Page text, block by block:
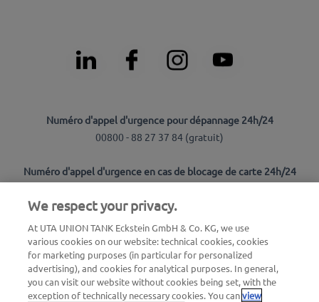
Numéro d'appel d'urgence pour dépannage 24h/24
00800 - 88 27 37 84 (gratuit)
Numéro d'appel d'urgence en cas de blocage de carte 24h/24
ou
+49 6027 509-666
Questions générales au sujet d'UTA Edenred
+33 3 10 02 20 10
We respect your privacy.
At UTA UNION TANK Eckstein GmbH & Co. KG, we use
various cookies on our website: technical cookies, cookies
for marketing purposes (in particular for personalized
advertising), and cookies for analytical purposes. In general,
you can visit our website without cookies being set, with the
exception of technically necessary cookies. You canview